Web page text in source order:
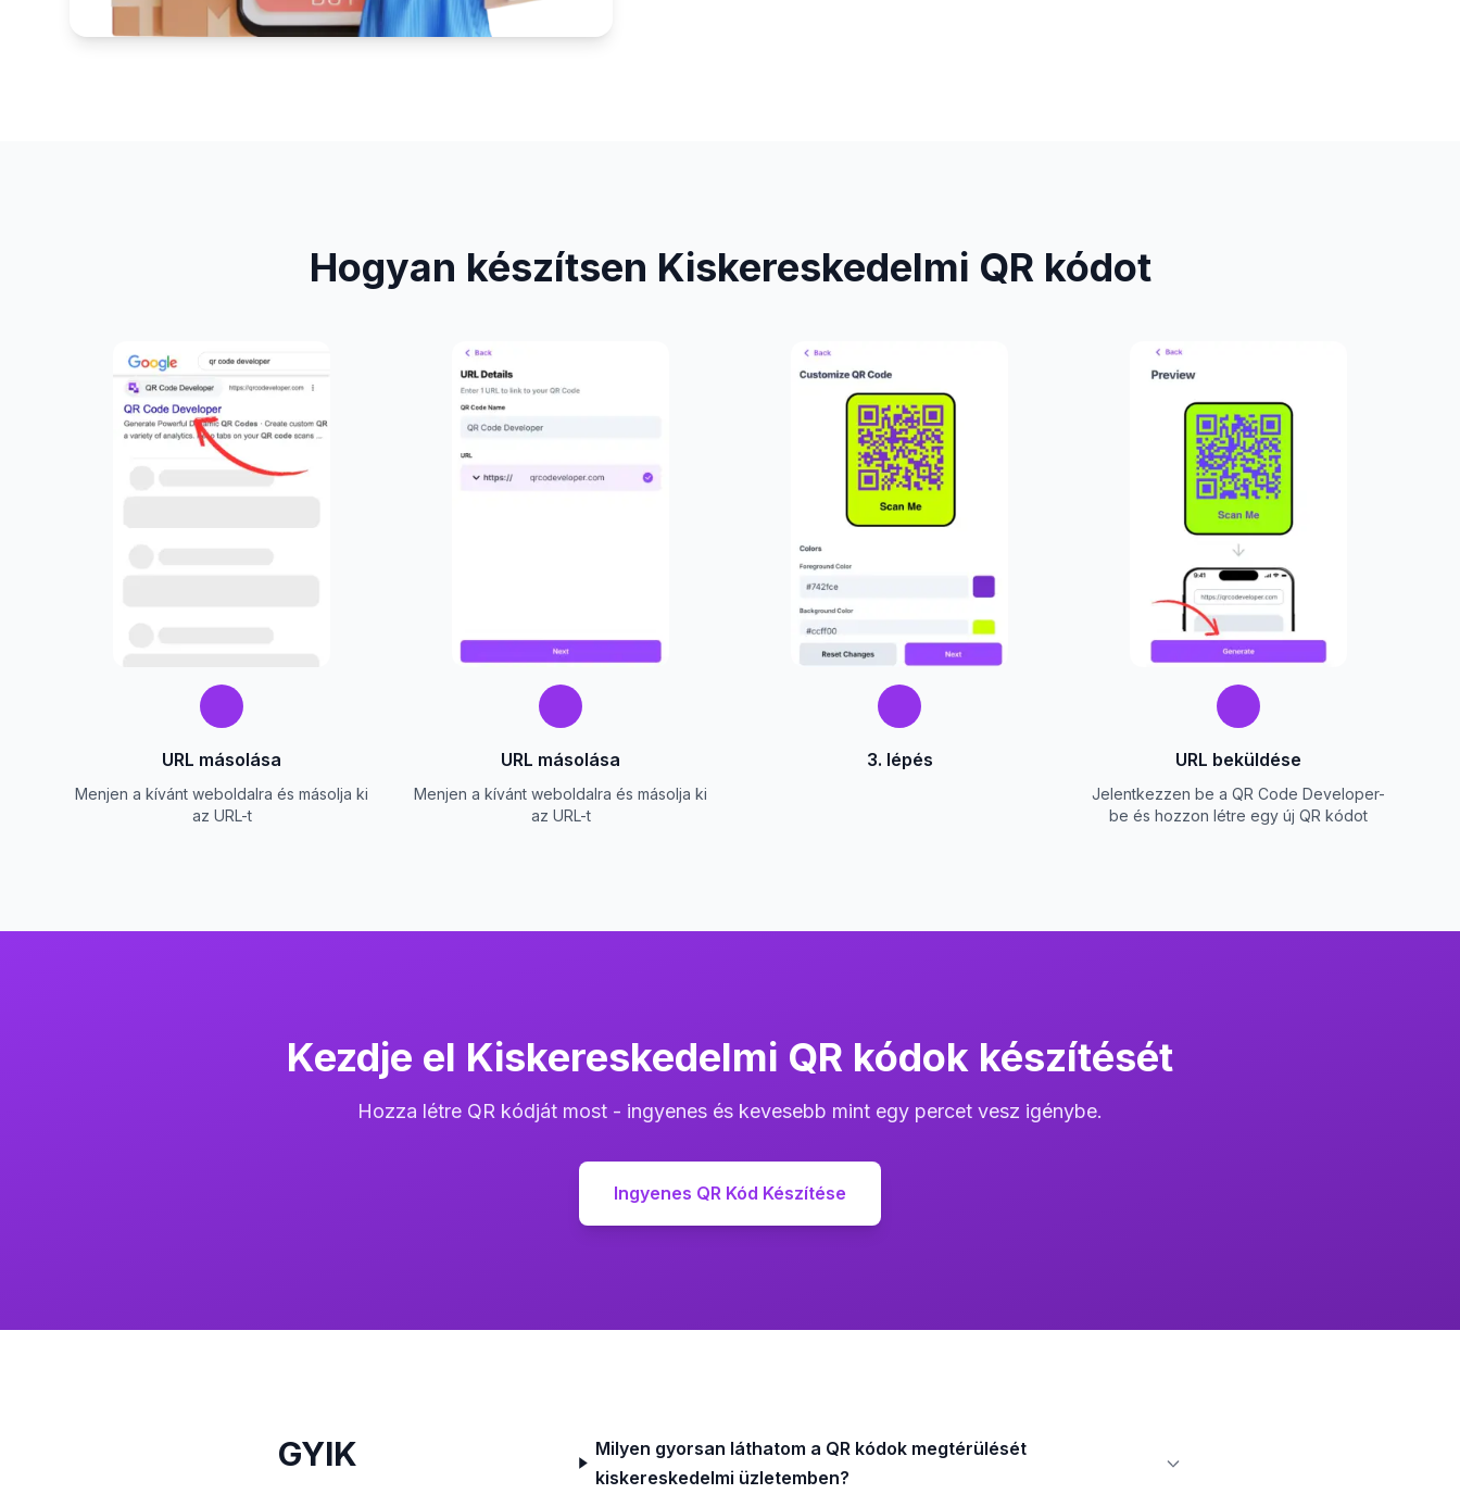
Hogyan készítsen Kiskereskedelmi QR kódot
URL másolása
Menjen a kívánt weboldalra és másolja ki
az URL-t
URL másolása
Menjen a kívánt weboldalra és másolja ki
az URL-t
3. lépés URL beküldése
Jelentkezzen be a QR Code Developer-
be és hozzon létre egy új QR kódot
Kezdje el Kiskereskedelmi QR kódok készítését
Hozza létre QR kódját most - ingyenes és kevesebb mint egy percet vesz igénybe.
Ingyenes QR Kód Készítése
GYIK
Milyen gyorsan láthatom a QR kódok megtérülését
kiskereskedelmi üzletemben?